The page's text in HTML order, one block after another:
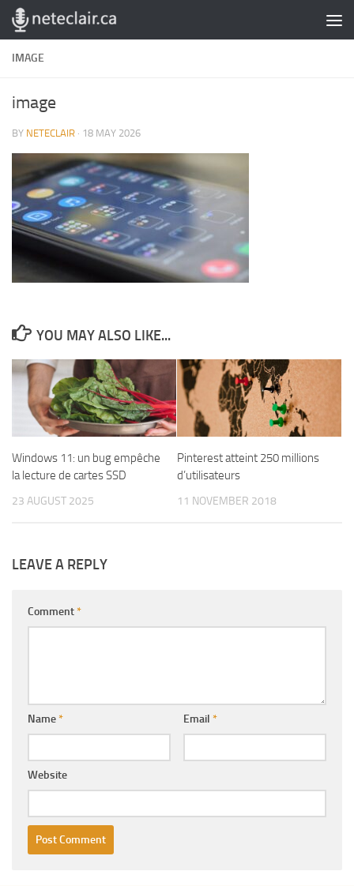
Skip to content
IMAGE
image
BY NETECLAIR · 18 MAY 2026
YOU MAY ALSO LIKE...
Windows 11: un bug empêche
la lecture de cartes SSD
23 AUGUST 2025
Pinterest atteint 250 millions
d’utilisateurs
11 NOVEMBER 2018
LEAVE A REPLY
Comment*
Name* Email *
Website